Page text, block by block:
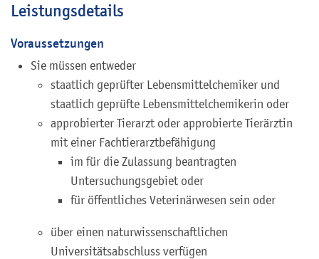
Leistungsdetails
Voraussetzungen
Sie müssen entweder
staatlich geprüfter Lebensmittelchemiker und
staatlich geprüfte Lebensmittelchemikerin oder
approbierter Tierarzt oder approbierte Tierärztin
mit einer Fachtierarztbefähigung
im für die Zulassung beantragten
Untersuchungsgebiet oder
für öffentliches Veterinärwesen sein oder
über einen naturwissenschaftlichen
Universitätsabschluss verfügen